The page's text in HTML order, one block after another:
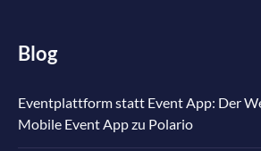
Blog
Eventplattform statt Event App: Der
Mobile Event App zu Polario